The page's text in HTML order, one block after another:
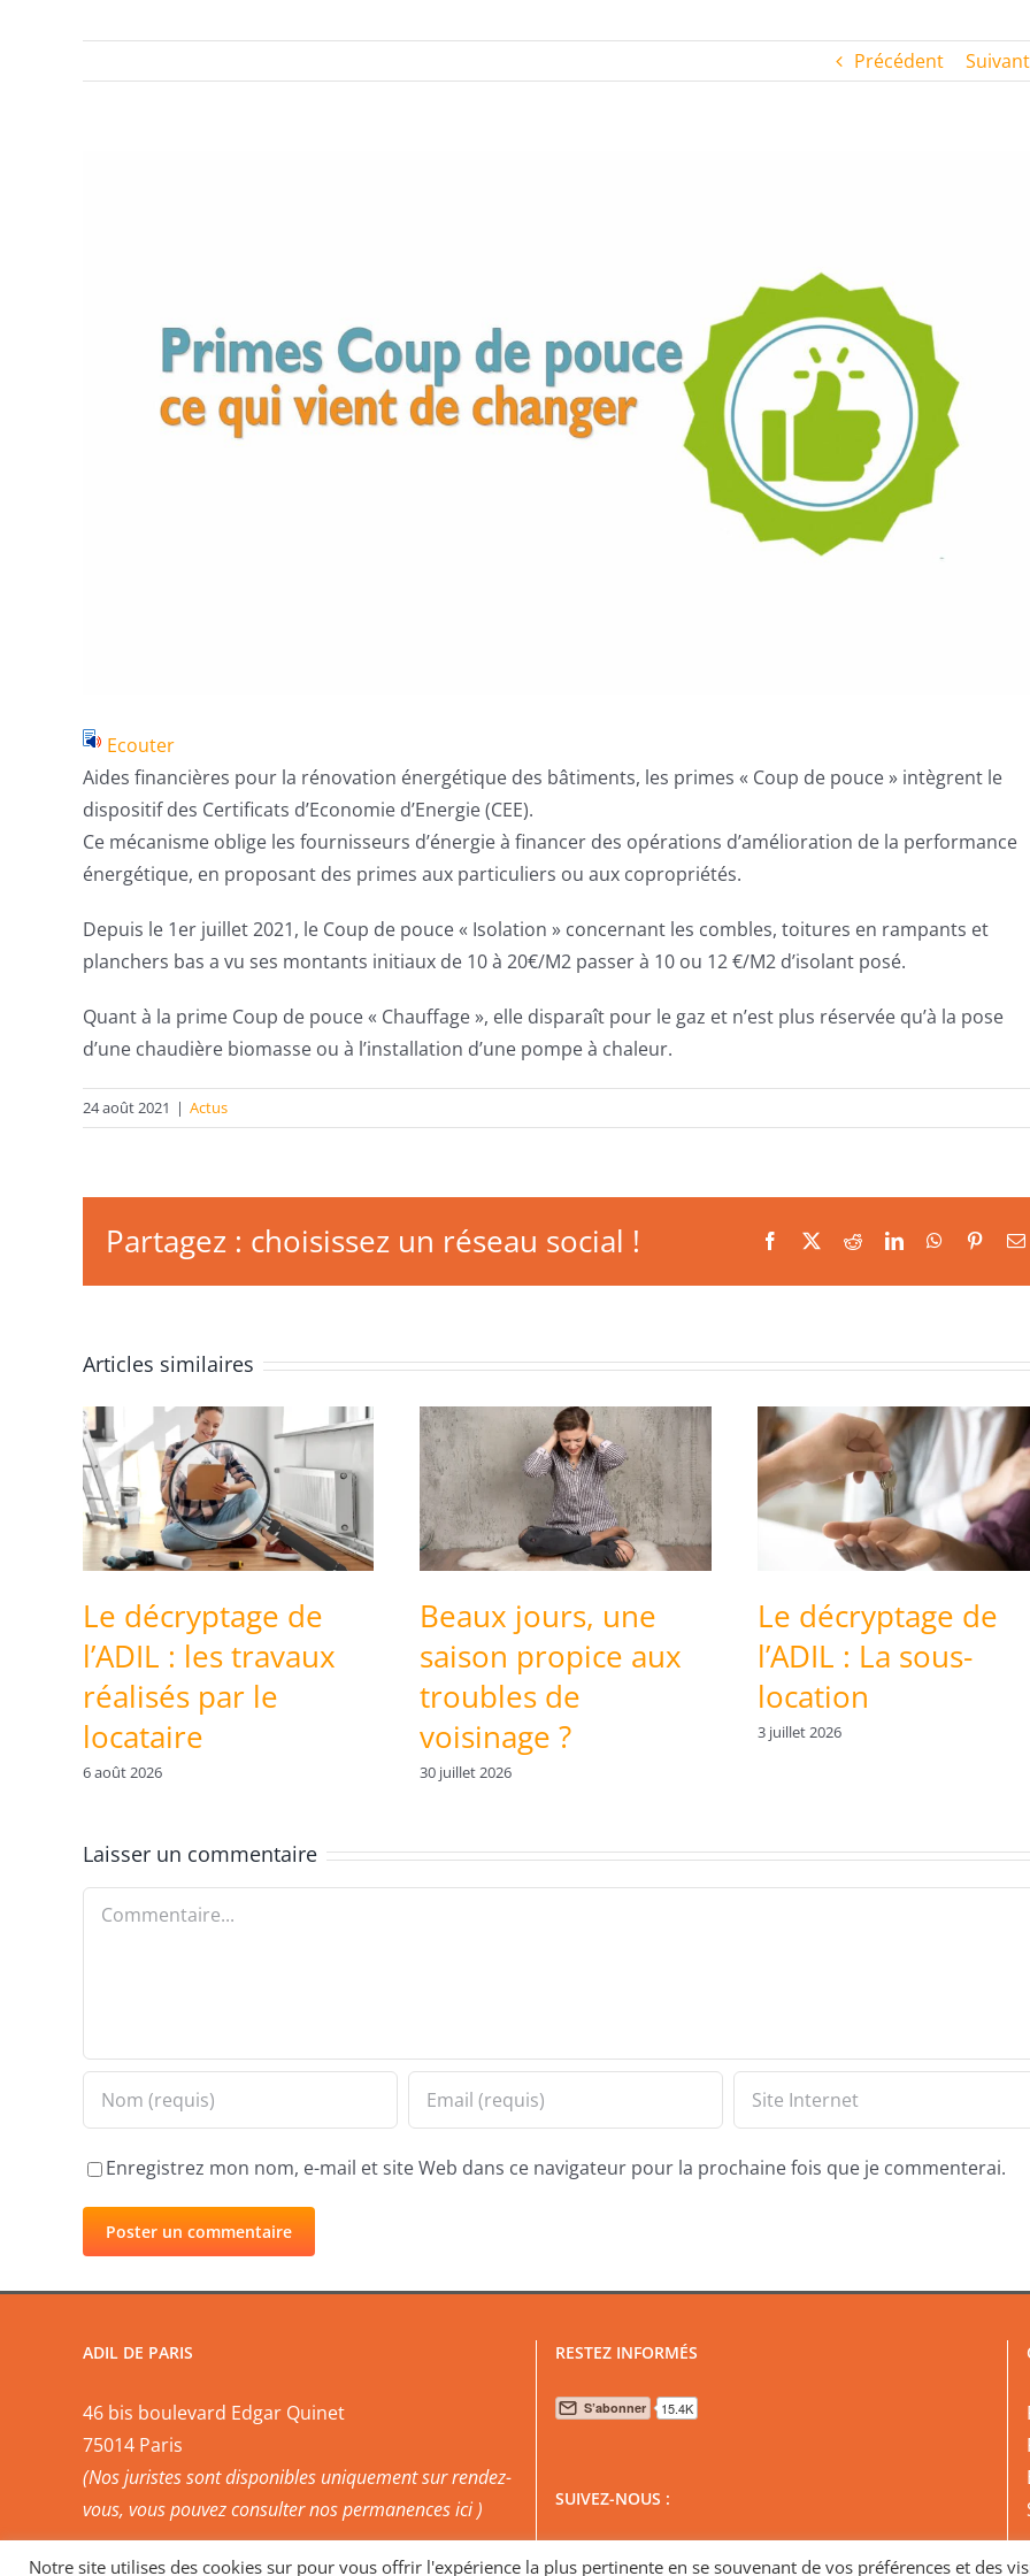
Précédent Suivant
Ecouter
Aides financières pour la rénovation énergétique des bâtiments, les primes « Coup de pouce » intègrent le
dispositif des Certificats d’Economie d’Energie (CEE).
Ce mécanisme oblige les fournisseurs d’énergie à financer des opérations d’amélioration de la performance
énergétique, en proposant des primes aux particuliers ou aux copropriétés.
Depuis le 1er juillet 2021, le Coup de pouce « Isolation » concernant les combles, toitures en rampants et
planchers bas a vu ses montants initiaux de 10 à 20€/M2 passer à 10 ou 12 €/M2 d’isolant posé.
Quant à la prime Coup de pouce « Chauffage », elle disparaît pour le gaz et n’est plus réservée qu’à la pose
d’une chaudière biomasse ou à l’installation d’une pompe à chaleur.
24 août 2021 | Actus
Partagez : choisissez un réseau social ! Facebook RedditLinkedInWhatsApp
Articles similaires
Le décryptage de
l’ADIL : les travaux
réalisés par le
locataire
6 août 2026
Beaux jours, une
saison propice aux
troubles de
voisinage ?
30 juillet 2026
Le décryptage de
l’ADIL : La sous-
location
3 juillet 2026
Laisser un commentaire
Commentaire
Enregistrez mon nom, e-mail et site Web dans ce navigateur pour la prochaine fois que je commenterai.
ADIL DE PARIS
46 bis boulevard Edgar Quinet
75014 Paris
(Nos juristes sont disponibles uniquement sur rendez-
vous, vous pouvezconsulter nos permanences ici )
RESTEZ INFORMÉS
SUIVEZ-NOUS :
Notre site utilises des cookies sur pour vous offrir l'expérience la plus pertinente en se souvenant de vos préférences et des